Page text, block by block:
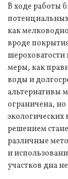
В ходе работы
как
вроде
меры, как
воды и
альтернативы
ограничена,
решением
различные
и
участков дна